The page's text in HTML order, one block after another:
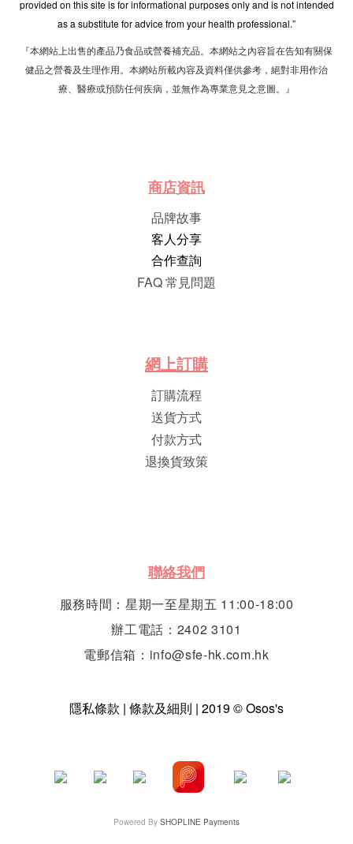
provided on this site is for informational purposes only and is not intended
as a substitute for advice from your health professional.”
『本網站上出售的產品乃食品或營養補充品。本網站之內容旨在告知有關保
健品之營養及生理作用。本網站所載內容及資料僅供參考，絕對非用作治
療、醫療或預防任何疾病，並無作為專業意見之意圖。』
商店資訊
品牌故事
客人分享
合作查詢
FAQ 常見問題
網上訂購
訂購流程
送貨方式
付款方式
退換貨致策
聯絡我們
服務時間：星期一至星期五 11:00-18:00
辦工電話：2402 3101
電郵信箱：info@sfe-hk.com.hk
隱私條款 | 條款及細則 | 2019 © Osos's
Powered By SHOPLINE Payments